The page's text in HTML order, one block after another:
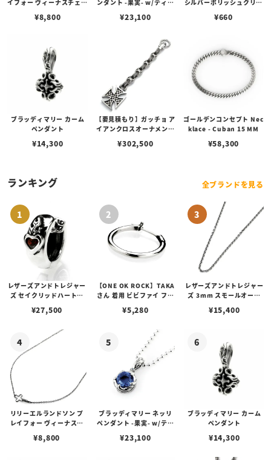
イフォー ヴィーナスチェー
¥8,800
ンダント -果実- w/ティア
¥23,100
シルバーポリッシュクリー
ュ）
¥660
ブラッディマリー カーム
ペンダント
¥14,300
【要見積もり】ガッチョ ア
イアンクロスオーナメント
スハンターノッカー Ver.
¥302,500
ゴールデンコンセプト Nec
klace - Cuban 15 MM
¥58,300
ランキング 全ブランドを見る
レザーズアンドトレジャー
ズ セイクリッドハートピ
¥27,500
【ONE OK ROCK】TAKA
さん 着用 ビビファイ フー
¥5,280
レザーズアンドトレジャー
ズ 3mm スモールオーバ
ブスタークラスプ＆LTロ
¥15,400
リリーエルランドソン プ
レイフォー ヴィーナスチ
¥8,800
ブラッディマリー ネッリ
ペンダント -果実- w/ティ
¥23,100
ブラッディマリー カーム
ペンダント
¥14,300